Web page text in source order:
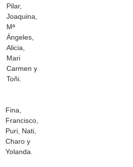
Pilar,
Joaquina,
Mª
Ángeles,
Alicia,
Mari
Carmen y
Toñi.
Fina,
Francisco,
Puri, Nati,
Charo y
Yolanda.